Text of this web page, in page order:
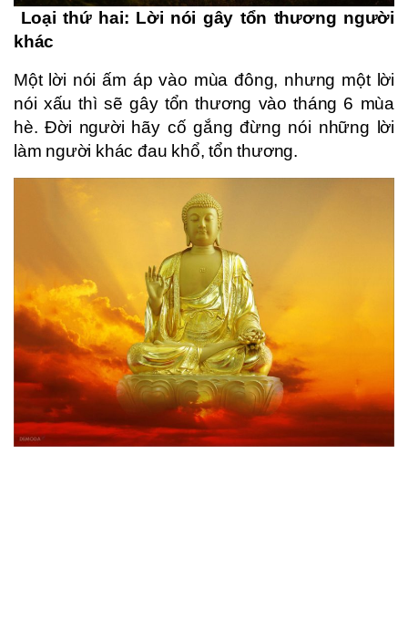
Loại thứ hai: Lời nói gây tổn thương người
khác
Một lời nói ấm áp vào mùa đông, nhưng một lời
nói xấu thì sẽ gây tổn thương vào tháng 6 mùa
hè. Đời người hãy cố gắng đừng nói những lời
làm người khác đau khổ, tổn thương.